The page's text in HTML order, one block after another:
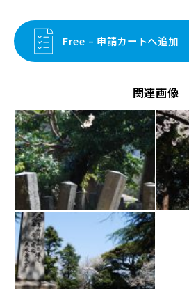
Free – 申請カートへ追加
関連画像